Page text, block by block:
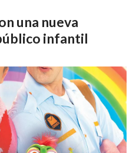
una nueva
infantil